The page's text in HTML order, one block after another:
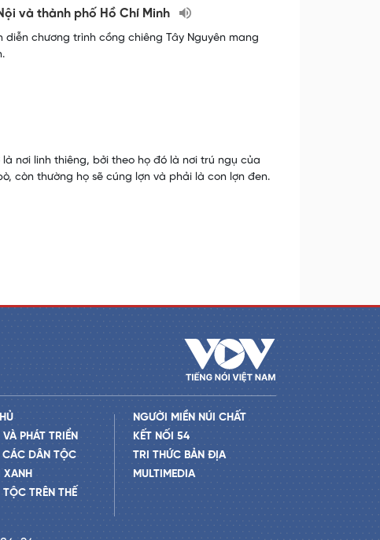
và thành phố Hồ Chí Minh
chương trình cồng chiêng Tây Nguyên mang
nơi linh thiêng, bởi theo họ đó là nơi trú ngụ của
còn thường họ sẽ cúng lợn và phải là con lợn đen.
PHÁT TRIỂN
CÁC DÂN TỘC
XANH
TRÊN THẾ
NGƯỜI MIỀN NÚI CHẤT
KẾT NỐI 54
TRI THỨC BẢN ĐỊA
MULTIMEDIA